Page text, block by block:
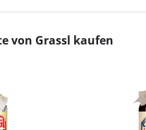
von Grassl kaufen